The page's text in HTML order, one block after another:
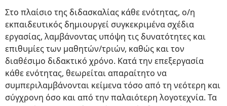
Στο πλαίσιο της διδασκαλίας κάθε ενότητας, ο/η
εκπαιδευτικός δημιουργεί συγκεκριμένα σχέδια
εργασίας, λαμβάνοντας υπόψη τις δυνατότητες και
επιθυμίες των μαθητών/τριών, καθώς και τον
διαθέσιμο διδακτικό χρόνο. Κατά την επεξεργασία
κάθε ενότητας, θεωρείται απαραίτητο να
συμπεριλαμβάνονται κείμενα τόσο από τη νεότερη και
σύγχρονη όσο και από την παλαιότερη λογοτεχνία. Τα